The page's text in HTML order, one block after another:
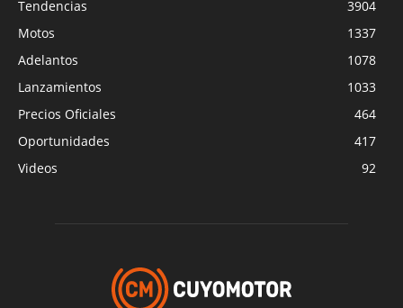
Tendencias
3904
Motos
1337
Adelantos
1078
Lanzamientos
1033
Precios Oficiales
464
Oportunidades
417
Videos
92